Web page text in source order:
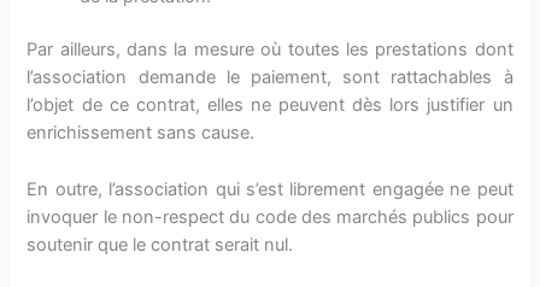
Par ailleurs, dans la mesure où toutes les prestations dont
l’association demande le paiement, sont rattachables à
l’objet de ce contrat, elles ne peuvent dès lors justifier un
enrichissement sans cause.
En outre, l’association qui s’est librement engagée ne peut
invoquer le non-respect du code des marchés publics pour
soutenir que le contrat serait nul.